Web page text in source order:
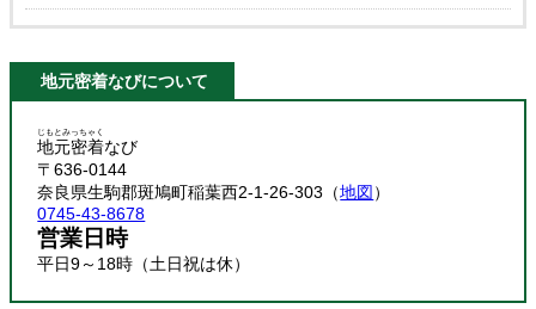
地元密着なびについて
地元密着
じもとみっちゃく
なび
〒636-0144
奈良県生駒郡斑鳩町稲葉西2-1-26-303（地図）
0745-43-8678
営業日時
平日9～18時（土日祝は休）